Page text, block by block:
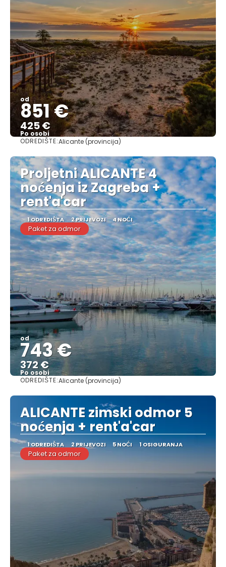
od
851 €
425 €
Po osobi
Vidjeti
ODREDIŠTE:Alicante (provincija)
Proljetni ALICANTE 4
noćenja iz Zagreba +
rent'a'car
1 ODREDIŠTA 2 PRIJEVOZI 4 NOĆI
Paket za odmor
od
743 €
372 €
Po osobi
Vidjeti
ODREDIŠTE:Alicante (provincija)
ALICANTE zimski odmor 5
noćenja + rent'a'car
1 ODREDIŠTA 2 PRIJEVOZI 5 NOĆI 1 OSIGURANJA
Paket za odmor